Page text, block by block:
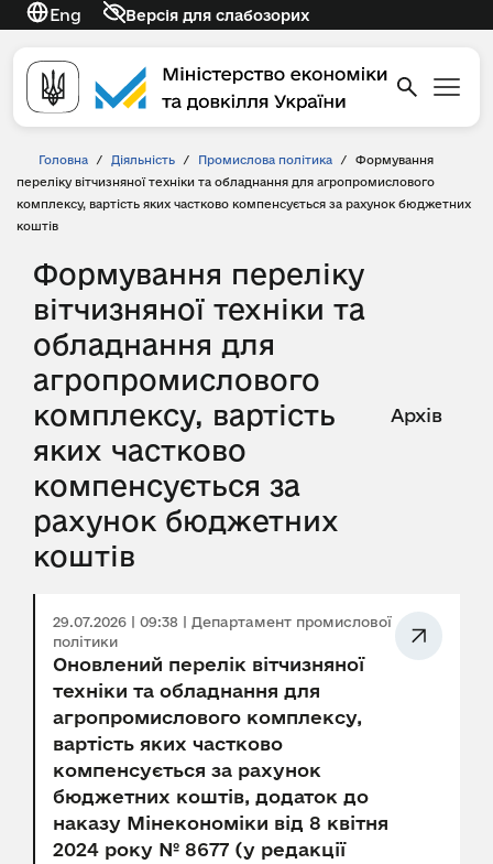
Eng Версія для слабозорих
Головна / Діяльність / Промислова політика /
Формування
переліку вітчизняної техніки та обладнання для агропромислового
комплексу, вартість яких частково компенсується за рахунок бюджетних
коштів
Формування переліку
вітчизняної техніки та
обладнання для
агропромислового
комплексу, вартість
яких частково
компенсується за
рахунок бюджетних
коштів
Архів
29.07.2026 | 09:38 | Департамент промислової
політики
Оновлений перелік вітчизняної
техніки та обладнання для
агропромислового комплексу,
вартість яких частково
компенсується за рахунок
бюджетних коштів, додаток до
наказу Мінекономіки від 8 квітня
2024 року № 8677 (у редакції